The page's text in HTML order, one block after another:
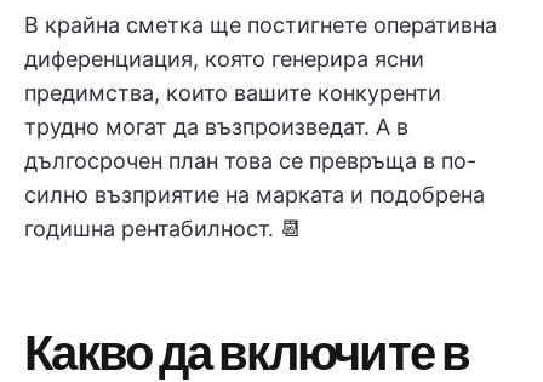
В крайна сметка ще постигнете оперативна
диференциация, която генерира ясни
предимства, които вашите конкуренти
трудно могат да възпроизведат. А в
дългосрочен план това се превръща в по-
силно възприятие на марката и подобрена
годишна рентабилност. 📆
Какво да включите в